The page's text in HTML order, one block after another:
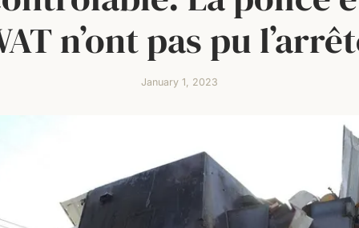
n’ont pas pu
January 1, 2023